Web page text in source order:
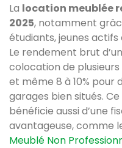
La location meublée
2025, notamment
étudiants, jeunes
Le rendement brut
colocation de
et même 8 à 10% pour
garages bien situés.
bénéficie aussi d’une
avantageuse, comme
Meublé Non